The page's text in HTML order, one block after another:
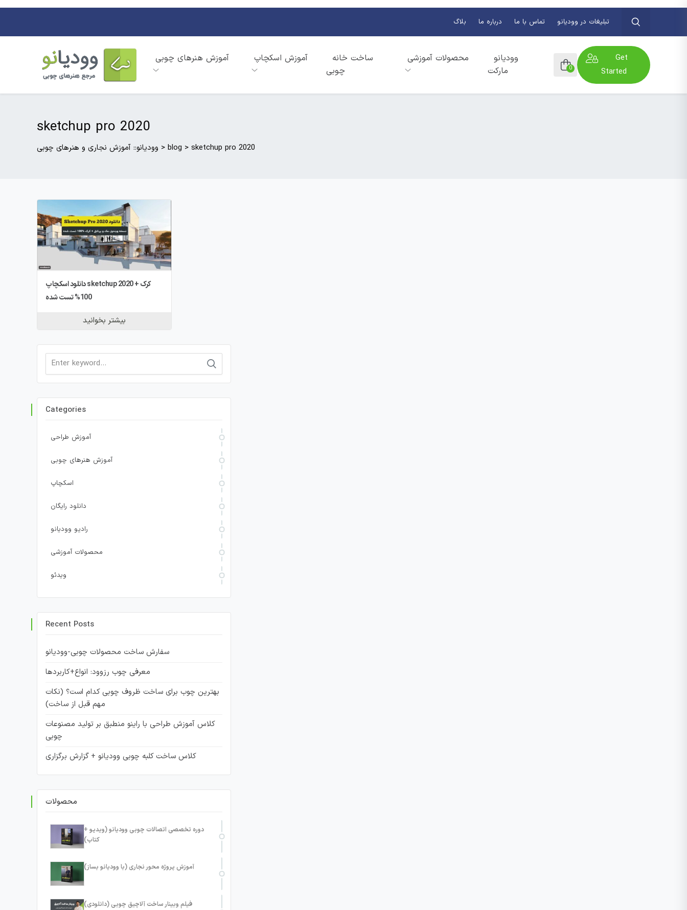
بلاگ درباره ما تماس با ما تبلیغات در وودیانو
آموزش هنرهای چوبی آموزش اسکچاپ
ساخت خانه
چوبی
محصولات آموزشی
وودیانو
مارکت
0
Get
Started
sketchup pro 2020
وودیانو:: آموزش نجاری و هنرهای چوبی > blog > sketchup pro 2020
دانلود اسکچاپ sketchup 2020 + کرک
100% تست شده
بیشتر بخوانید
Search
Categories
آموزش طراحی
آموزش هنرهای چوبی
اسکچاپ
دانلود رایگان
رادیو وودیانو
محصولات آموزشی
ویدئو
Recent Posts
سفارش ساخت محصولات چوبی-وودیانو
معرفی چوب رزوود: انواع+کاربردها
بهترین چوب برای ساخت ظروف چوبی کدام است؟ (نکات
مهم قبل از ساخت)
کلاس آموزش طراحی با راینو منطبق بر تولید مصنوعات
چوبی
کلاس ساخت کلبه چوبی وودیانو + گزارش برگزاری
محصولات
دوره تخصصی اتصالات چوبی وودیانو (ویدیو +
کتاب)
آموزش پروژه محور نجاری (با وودیانو بساز)
فیلم وبینار ساخت آلاچیق چوبی (دانلودی)